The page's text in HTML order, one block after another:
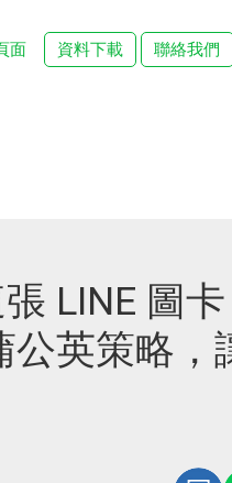
面 資料下載 聯絡我們
LINE 圖卡
公英策略，